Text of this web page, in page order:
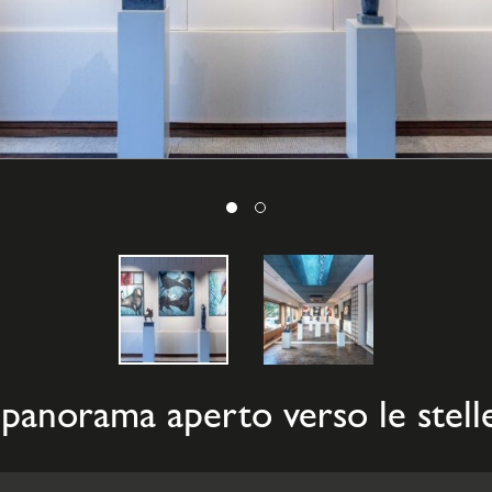
aperto verso le